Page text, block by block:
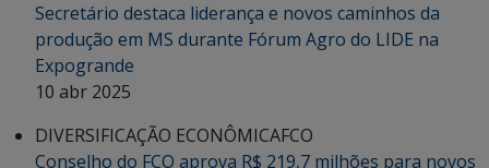
Secretário destaca liderança e novos caminhos da
produção em MS durante Fórum Agro do LIDE na
Expogrande
10 abr 2025
DIVERSIFICAÇÃO ECONÔMICAFCO
Conselho do FCO aprova R$ 219,7 milhões para novos